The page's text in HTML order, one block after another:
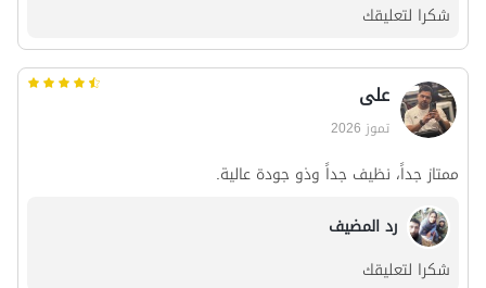
شكرا لتعليقك
علی
تموز 2026
ممتاز جداً، نظيف جداً وذو جودة عالية.
رد المضيف
شكرا لتعليقك